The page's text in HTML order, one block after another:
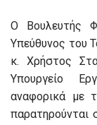
Ο Βουλευτής
Υπεύθυνος του
κ. Χρήστος
Υπουργείο
αναφορικά με
παρατηρούνται